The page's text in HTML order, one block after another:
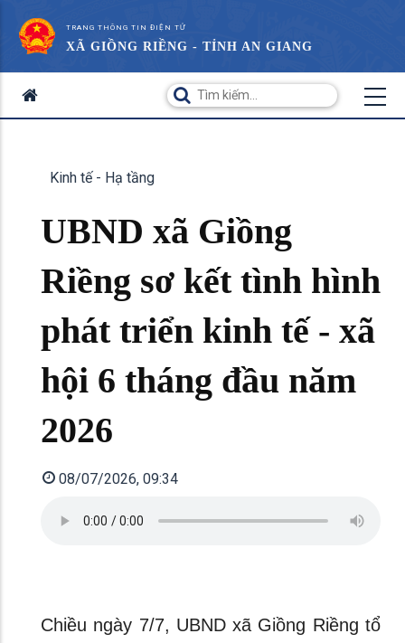
TRANG THÔNG TIN ĐIỆN TỬ
XÃ GIỒNG RIỀNG - TỈNH AN GIANG
Kinh tế - Hạ tầng
UBND xã Giồng
Riềng sơ kết tình hình
phát triển kinh tế - xã
hội 6 tháng đầu năm
2026
08/07/2026, 09:34
Chiều ngày 7/7, UBND xã Giồng Riềng tổ